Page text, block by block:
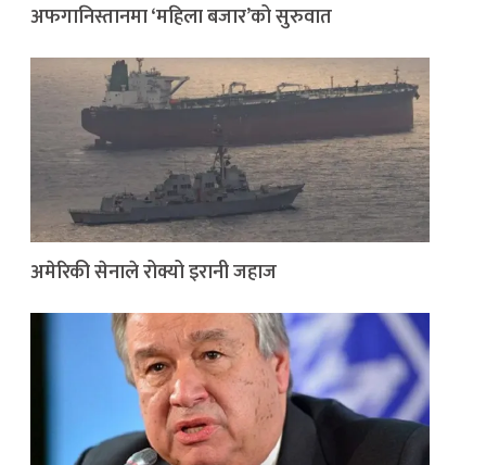
अफगानिस्तानमा ‘महिला बजार’को सुरुवात
अमेरिकी सेनाले रोक्यो इरानी जहाज